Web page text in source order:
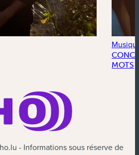
MOTS
- Informations sous réserve de